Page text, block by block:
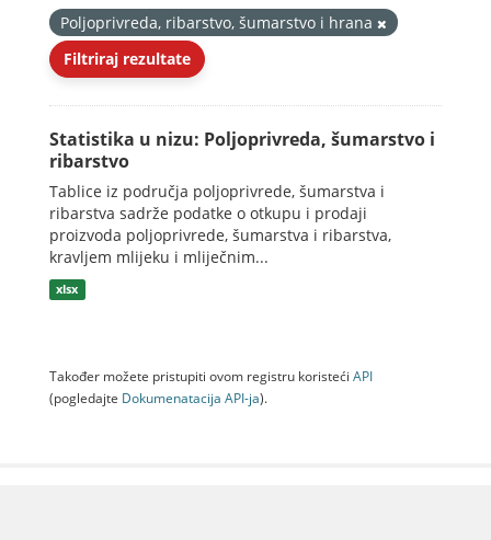
Poljoprivreda, ribarstvo, šumarstvo i hrana
Filtriraj rezultate
Statistika u nizu: Poljoprivreda, šumarstvo i
ribarstvo
Tablice iz područja poljoprivrede, šumarstva i
ribarstva sadrže podatke o otkupu i prodaji
proizvoda poljoprivrede, šumarstva i ribarstva,
kravljem mlijeku i mliječnim...
xlsx
Također možete pristupiti ovom registru koristeći API
(pogledajte Dokumenаtаcijа API-jа).